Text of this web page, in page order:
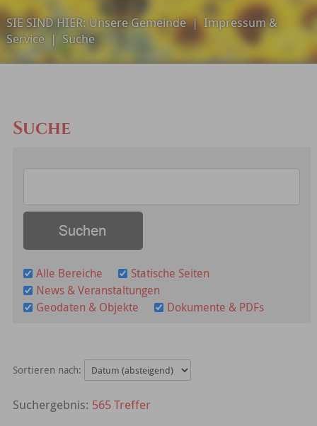
SIE SIND HIER:Unsere Gemeinde|Impressum &
Service | Suche
Suche
Alle Bereiche
Statische Seiten
News & Veranstaltungen
Geodaten & Objekte
Dokumente & PDFs
Sortieren nach:
565 Treffer